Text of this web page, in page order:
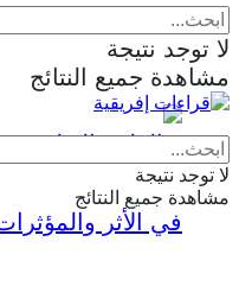
إنتاج الحرب؟
لا توجد نتيجة
مشاهدة جميع النتائج
لا توجد نتيجة
مشاهدة جميع النتائج